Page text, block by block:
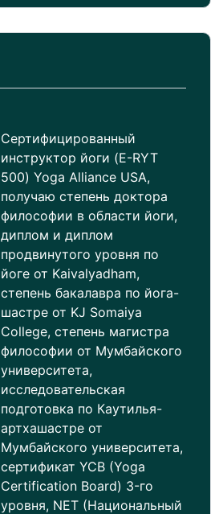
Сертифицированный
инструктор йоги (E-RYT
500) Yoga Alliance USA,
получаю степень доктора
философии в области йоги,
диплом и диплом
продвинутого уровня по
йоге от Kaivalyadham,
степень бакалавра по йога-
шастре от KJ Somaiya
College, степень магистра
философии от Мумбайского
университета,
исследовательская
подготовка по Каутилья-
артхашастре от
Мумбайского университета,
сертификат YCB (Yoga
Certification Board) 3-го
уровня, NET (Национальный